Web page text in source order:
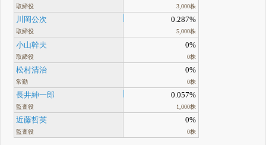
取締役 3,000株
川岡公次
取締役
0.287%
5,000株
小山幹夫
取締役
0%
0株
松村清治
常勤
0%
0株
長井紳一郎
監査役
0.057%
1,000株
近藤哲英
監査役
0%
0株